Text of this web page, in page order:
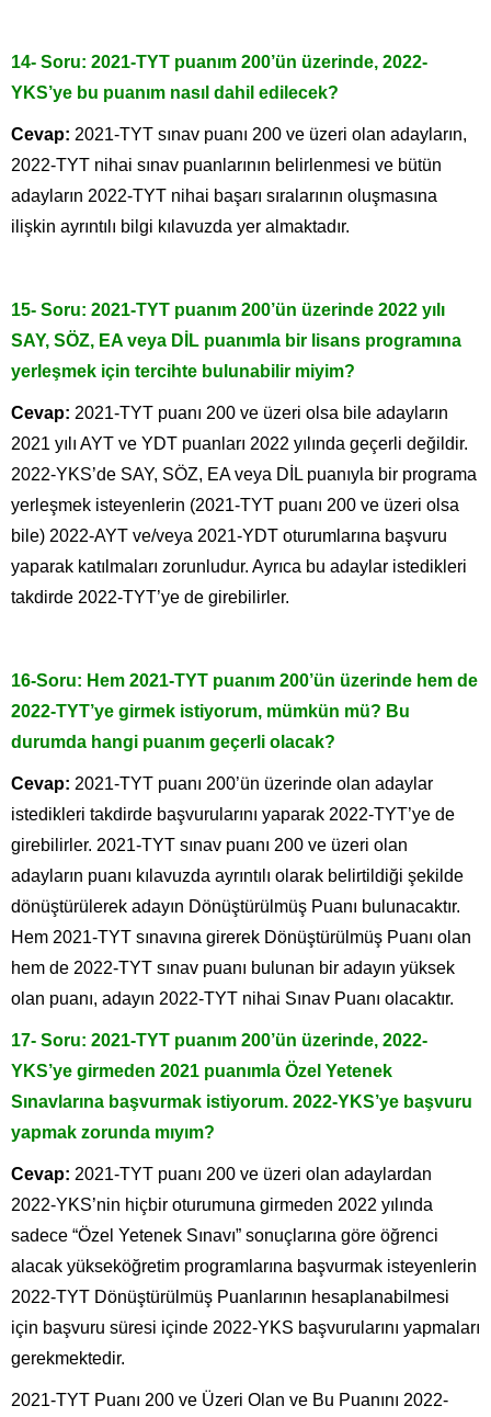
14- Soru: 2021-TYT puanım 200’ün üzerinde, 2022-
YKS’ye bu puanım nasıl dahil edilecek?
Cevap: 2021-TYT sınav puanı 200 ve üzeri olan adayların,
2022-TYT nihai sınav puanlarının belirlenmesi ve bütün
adayların 2022-TYT nihai başarı sıralarının oluşmasına
ilişkin ayrıntılı bilgi kılavuzda yer almaktadır.
15- Soru: 2021-TYT puanım 200’ün üzerinde 2022 yılı
SAY, SÖZ, EA veya DİL puanımla bir lisans programına
yerleşmek için tercihte bulunabilir miyim?
Cevap: 2021-TYT puanı 200 ve üzeri olsa bile adayların
2021 yılı AYT ve YDT puanları 2022 yılında geçerli değildir.
2022-YKS’de SAY, SÖZ, EA veya DİL puanıyla bir programa
yerleşmek isteyenlerin (2021-TYT puanı 200 ve üzeri olsa
bile) 2022-AYT ve/veya 2021-YDT oturumlarına başvuru
yaparak katılmaları zorunludur. Ayrıca bu adaylar istedikleri
takdirde 2022-TYT’ye de girebilirler.
16-Soru: Hem 2021-TYT puanım 200’ün üzerinde hem de
2022-TYT’ye girmek istiyorum, mümkün mü? Bu
durumda hangi puanım geçerli olacak?
Cevap: 2021-TYT puanı 200’ün üzerinde olan adaylar
istedikleri takdirde başvurularını yaparak 2022-TYT’ye de
girebilirler. 2021-TYT sınav puanı 200 ve üzeri olan
adayların puanı kılavuzda ayrıntılı olarak belirtildiği şekilde
dönüştürülerek adayın Dönüştürülmüş Puanı bulunacaktır.
Hem 2021-TYT sınavına girerek Dönüştürülmüş Puanı olan
hem de 2022-TYT sınav puanı bulunan bir adayın yüksek
olan puanı, adayın 2022-TYT nihai Sınav Puanı olacaktır.
17- Soru: 2021-TYT puanım 200’ün üzerinde, 2022-
YKS’ye girmeden 2021 puanımla Özel Yetenek
Sınavlarına başvurmak istiyorum. 2022-YKS’ye başvuru
yapmak zorunda mıyım?
Cevap: 2021-TYT puanı 200 ve üzeri olan adaylardan
2022-YKS’nin hiçbir oturumuna girmeden 2022 yılında
sadece “Özel Yetenek Sınavı” sonuçlarına göre öğrenci
alacak yükseköğretim programlarına başvurmak isteyenlerin
2022-TYT Dönüştürülmüş Puanlarının hesaplanabilmesi
için başvuru süresi içinde 2022-YKS başvurularını yapmaları
gerekmektedir.
2021-TYT Puanı 200 ve Üzeri Olan ve Bu Puanını 2022-